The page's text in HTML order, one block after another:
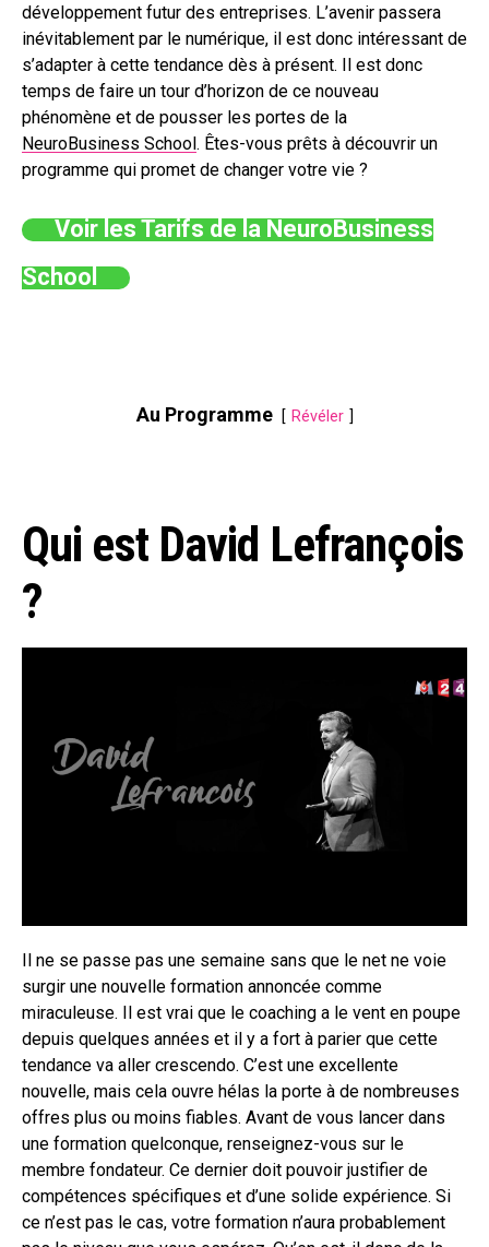
développement futur des entreprises. L’avenir passera
inévitablement par le numérique, il est donc intéressant de
s’adapter à cette tendance dès à présent. Il est donc
temps de faire un tour d’horizon de ce nouveau
phénomène et de pousser les portes de la
NeuroBusiness School. Êtes-vous prêts à découvrir un
programme qui promet de changer votre vie ?
Voir les Tarifs de la NeuroBusiness
School
Au Programme Révéler
Qui est David Lefrançois
?
Il ne se passe pas une semaine sans que le net ne voie
surgir une nouvelle formation annoncée comme
miraculeuse. Il est vrai que le coaching a le vent en poupe
depuis quelques années et il y a fort à parier que cette
tendance va aller crescendo. C’est une excellente
nouvelle, mais cela ouvre hélas la porte à de nombreuses
offres plus ou moins fiables. Avant de vous lancer dans
une formation quelconque, renseignez-vous sur le
membre fondateur. Ce dernier doit pouvoir justifier de
compétences spécifiques et d’une solide expérience. Si
ce n’est pas le cas, votre formation n’aura probablement